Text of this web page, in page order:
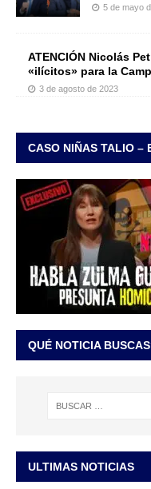
5 de mayo
ATENCIÓN Nicolás
«ilícitos» para la
3 de agosto de 2023
CASO NIÑAS TALIO –
QUÉ NOTICIA
ULTIMAS NOTICIAS